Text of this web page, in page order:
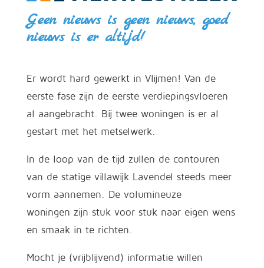
Geen nieuws is geen nieuws, goed
nieuws is er altijd!
Er wordt hard gewerkt in Vlijmen! Van de
eerste fase zijn de eerste verdiepingsvloeren
al aangebracht. Bij twee woningen is er al
gestart met het metselwerk.
In de loop van de tijd zullen de contouren
van de statige villawijk Lavendel steeds meer
vorm aannemen. De volumineuze
woningen zijn stuk voor stuk naar eigen wens
en smaak in te richten.
Mocht je (vrijblijvend) informatie willen